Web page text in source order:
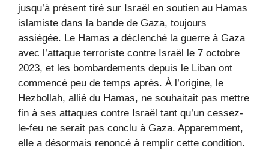
jusqu’à présent tiré sur Israël en soutien au Hamas
islamiste dans la bande de Gaza, toujours
assiégée. Le Hamas a déclenché la guerre à Gaza
avec l’attaque terroriste contre Israël le 7 octobre
2023, et les bombardements depuis le Liban ont
commencé peu de temps après. À l’origine, le
Hezbollah, allié du Hamas, ne souhaitait pas mettre
fin à ses attaques contre Israël tant qu’un cessez-
le-feu ne serait pas conclu à Gaza. Apparemment,
elle a désormais renoncé à remplir cette condition.